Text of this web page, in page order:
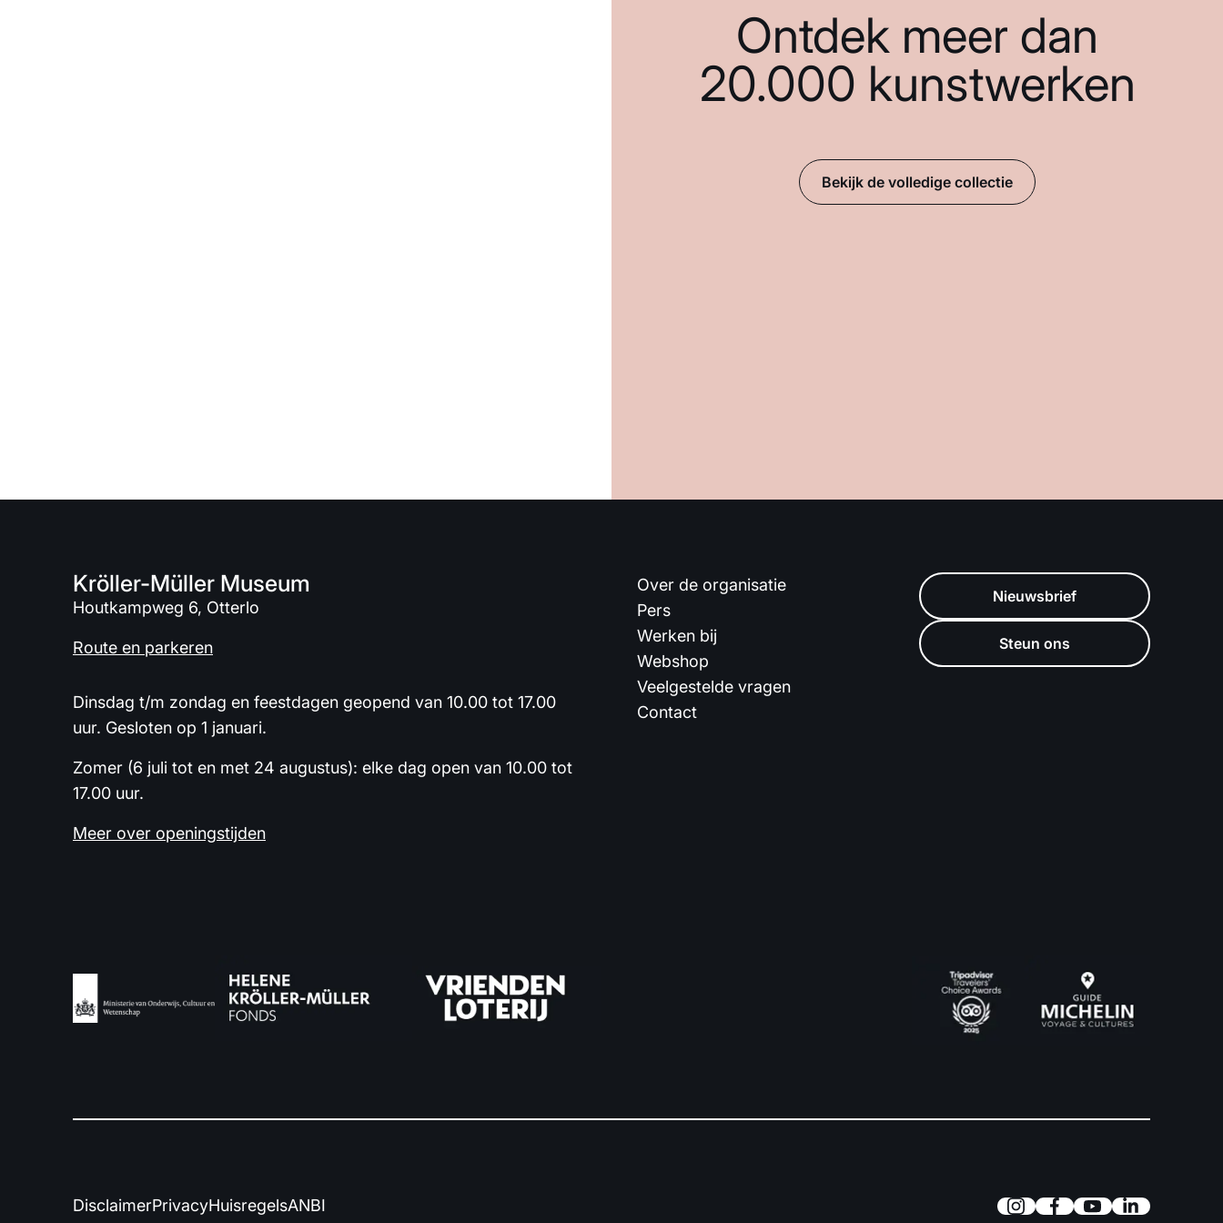
Ontdek meer dan
20.000 kunstwerken
Bekijk de volledige collectie
Kröller-Müller Museum
Houtkampweg 6, Otterlo
Route en parkeren
Dinsdag t/m zondag en feestdagen geopend van 10.00 tot 17.00
uur. Gesloten op 1 januari.
Zomer (6 juli tot en met 24 augustus): elke dag open van 10.00 tot
17.00 uur.
Meer over openingstijden
Over de organisatie
Pers
Werken bij
Webshop
Veelgestelde vragen
Contact
Nieuwsbrief
Steun ons
DisclaimerPrivacyHuisregelsANBI